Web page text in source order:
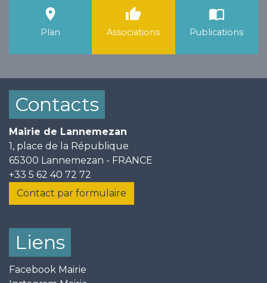
room
Plan
thumb_up
Associations
import_contacts
Publications
Contacts
Mairie de Lannemezan
1, place de la République
65300 Lannemezan - FRANCE
+33 5 62 40 72 72
Contact par formulaire
Liens
Facebook Mairie